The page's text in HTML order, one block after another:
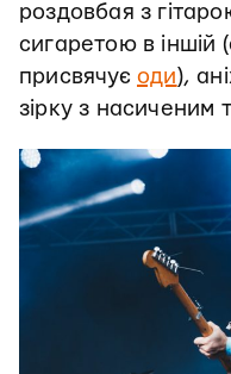
роздовбая з
сигаретою в іншій
присвячує оди),
зірку з насиченим